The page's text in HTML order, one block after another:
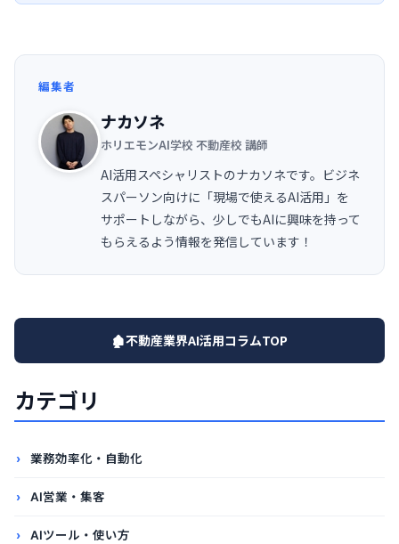
編集者
ナカソネ
ホリエモンAI学校 不動産校 講師
AI活用スペシャリストのナカソネです。ビジネ
スパーソン向けに「現場で使えるAI活用」を
サポートしながら、少しでもAIに興味を持って
もらえるよう情報を発信しています！
🏚️不動産業界AI活用コラムTOP
カテゴリ
業務効率化・自動化
AI営業・集客
AIツール・使い方